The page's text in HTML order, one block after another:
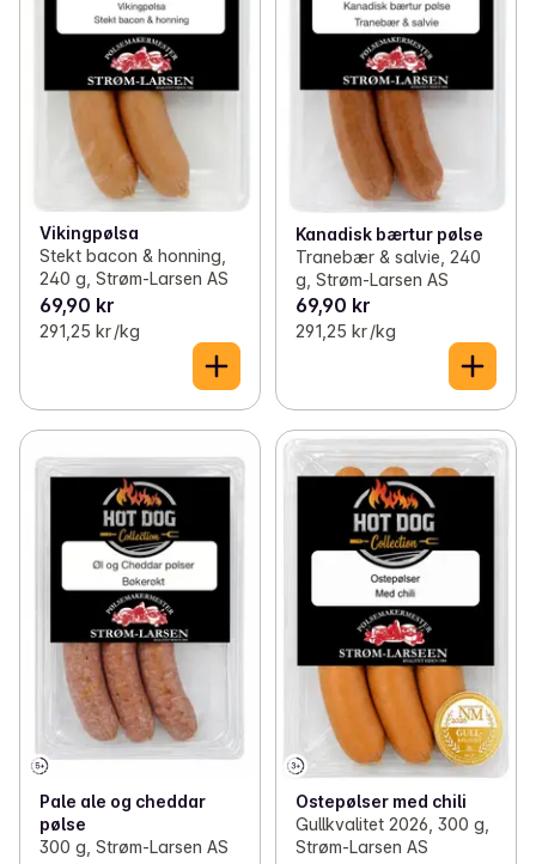
Vikingpølsa
Stekt bacon & honning,
240 g, Strøm-Larsen AS
69,90 kr
291,25 kr /kg
Kanadisk bærtur pølse
Tranebær & salvie, 240
g, Strøm-Larsen AS
69,90 kr
291,25 kr /kg
Pale ale og cheddar
pølse
300 g, Strøm-Larsen AS
Ostepølser med chili
Gullkvalitet 2026, 300 g,
Strøm-Larsen AS